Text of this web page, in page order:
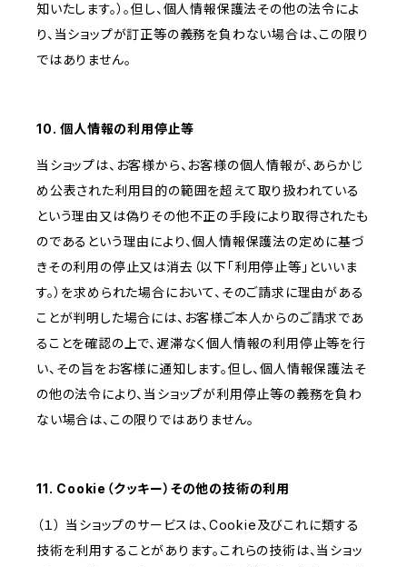
知いたします。）。但し、個人情報保護法その他の法令によ
り、当ショップが訂正等の義務を負わない場合は、この限り
ではありません。
10. 個人情報の利用停止等
当ショップは、お客様から、お客様の個人情報が、あらかじ
め公表された利用目的の範囲を超えて取り扱われている
という理由又は偽りその他不正の手段により取得されたも
のであるという理由により、個人情報保護法の定めに基づ
きその利用の停止又は消去（以下「利用停止等」といいま
す。）を求められた場合において、そのご請求に理由がある
ことが判明した場合には、お客様ご本人からのご請求であ
ることを確認の上で、遅滞なく個人情報の利用停止等を行
い、その旨をお客様に通知します。但し、個人情報保護法そ
の他の法令により、当ショップが利用停止等の義務を負わ
ない場合は、この限りではありません。
11. Cookie（クッキー）その他の技術の利用
（１） 当ショップのサービスは、Cookie及びこれに類する
技術を利用することがあります。これらの技術は、当ショッ